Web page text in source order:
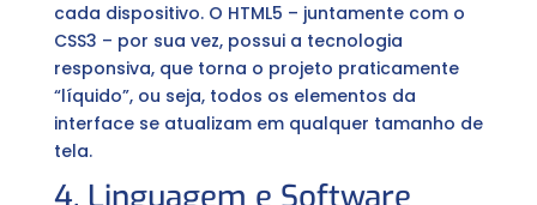
cada dispositivo. O HTML5 – juntamente com o
CSS3 – por sua vez, possui a tecnologia
responsiva, que torna o projeto praticamente
“líquido”, ou seja, todos os elementos da
interface se atualizam em qualquer tamanho de
tela.